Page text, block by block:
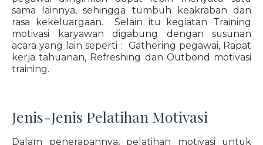
sama lainnya, sehingga tumbuh keakraban dan
rasa kekeluargaan. Selain itu kegiatan Training
motivasi karyawan digabung dengan susunan
acara yang lain seperti : Gathering pegawai, Rapat
kerja tahuanan, Refreshing dan Outbond motivasi
training.
Jenis-Jenis Pelatihan Motivasi
Dalam penerapannya, pelatihan motivasi untuk